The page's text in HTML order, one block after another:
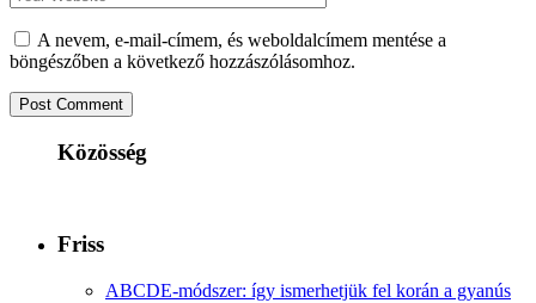
A nevem, e-mail-címem, és weboldalcímem mentése a
böngészőben a következő hozzászólásomhoz.
Közösség
Friss
ABCDE‑módszer: így ismerhetjük fel korán a gyanús